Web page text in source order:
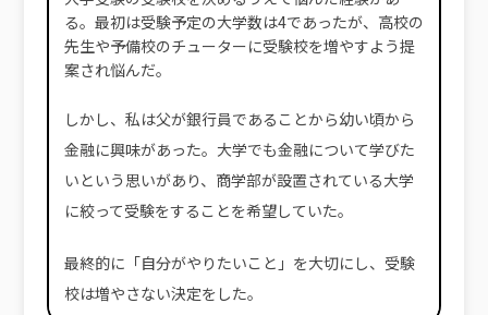
る。最初は受験予定の大学数は4であったが、高校の
先生や予備校のチューターに受験校を増やすよう提
案され悩んだ。
しかし、私は父が銀行員であることから幼い頃から
金融に興味があった。大学でも金融について学びた
いという思いがあり、商学部が設置されている大学
に絞って受験をすることを希望していた。
最終的に「自分がやりたいこと」を大切にし、受験
校は増やさない決定をした。